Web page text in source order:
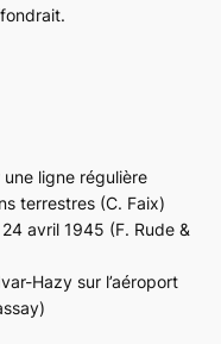
ligne régulière
terrestres (C. Faix)
avril 1945 (F. Rude &
Hazy sur l’aéroport